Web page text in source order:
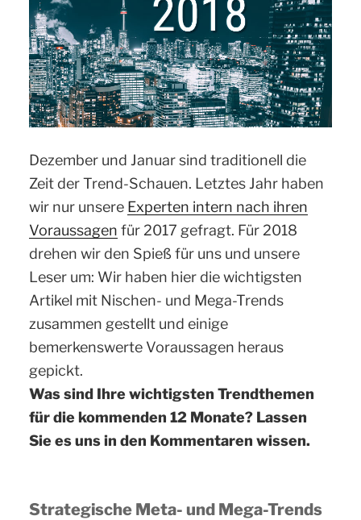
Standorten“
Dezember und Januar sind traditionell die
Zeit der Trend-Schauen. Letztes Jahr haben
wir nur unsere Experten intern nach ihren
Voraussagen für 2017 gefragt. Für 2018
drehen wir den Spieß für uns und unsere
Leser um: Wir haben hier die wichtigsten
Artikel mit Nischen- und Mega-Trends
zusammen gestellt und einige
bemerkenswerte Voraussagen heraus
gepickt.
Was sind Ihre wichtigsten Trendthemen
für die kommenden 12 Monate? Lassen
Sie es uns in den Kommentaren wissen.
Strategische Meta- und Mega-Trends